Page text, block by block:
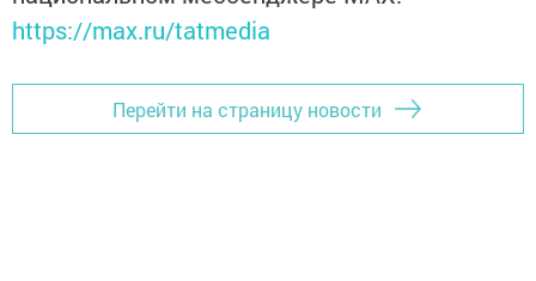
https://max.ru/tatmedia
Перейти на страницу новости